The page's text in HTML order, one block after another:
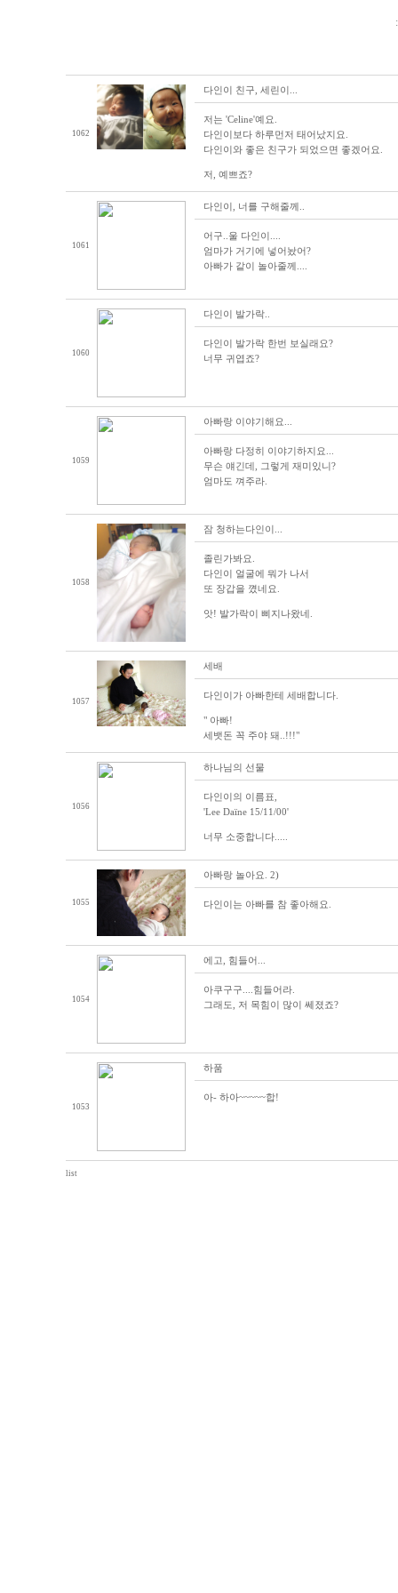
1062
다인이 친구, 세린이...
저는 'Celine'예요.
다인이보다 하루먼저 태어났지요.
다인이와 좋은 친구가 되었으면 좋겠어요.
저, 예쁘죠?
1061
다인이, 너를 구해줄께..
어구..울 다인이....
엄마가 거기에 넣어놨어?
아빠가 같이 놀아줄께....
1060
다인이 발가락..
다인이 발가락 한번 보실래요?
너무 귀엽죠?
1059
아빠랑 이야기해요...
아빠랑 다정히 이야기하지요...
무슨 얘긴데, 그렇게 재미있니?
엄마도 껴주라.
1058
잠 청하는다인이...
졸린가봐요.
다인이 얼굴에 뭐가 나서
또 장갑을 꼈네요.
앗! 발가락이 삐지나왔네.
1057
세배
다인이가 아빠한테 세배합니다.
" 아빠!
세뱃돈 꼭 주야 돼..!!!"
1056
하나님의 선물
다인이의 이름표,
'Lee Daïne 15/11/00'
너무 소중합니다.....
1055
아빠랑 놀아요. 2)
다인이는 아빠를 참 좋아해요.
1054
에고, 힘들어...
아쿠구구....힘들어라.
그래도, 저 목힘이 많이 쎄졌죠?
1053
하품
아- 하아~~~~~합!
list